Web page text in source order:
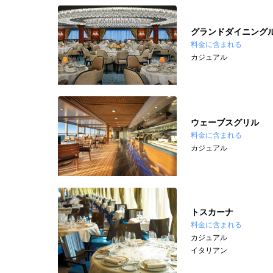
グランドダイニング
料金に含まれる
カジュアル
ウェーブスグリル
料金に含まれる
カジュアル
トスカーナ
料金に含まれる
カジュアル
イタリアン